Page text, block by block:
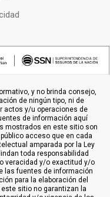
y no brinda consejo,
de ningún tipo, ni de
actos y/u operaciones de
de información aquí
mostrados en este sitio son
acceso que en cada
amparada por la Ley
toda responsabilidad
veracidad y/o exactitud y/o
las fuentes de información
para la elaboración del
sitio no garantizan la